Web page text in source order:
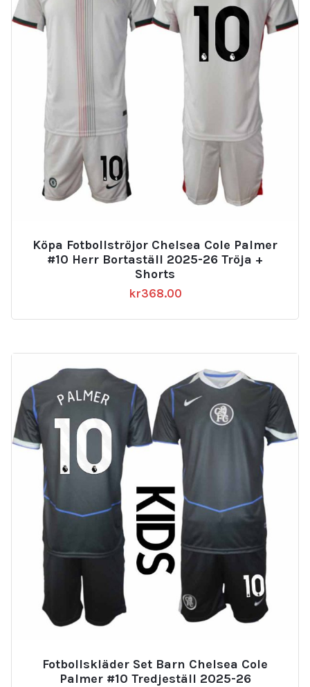
Köpa Fotbollströjor Chelsea Cole Palmer
#10 Herr Bortaställ 2025-26 Tröja +
Shorts
kr368.00
Fotbollskläder Set Barn Chelsea Cole
Palmer #10 Tredjeställ 2025-26